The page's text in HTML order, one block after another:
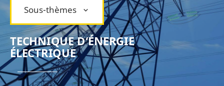
Sous-thèmes
TECHNIQUE D‘ÉNERGIE
ÉLECTRIQUE